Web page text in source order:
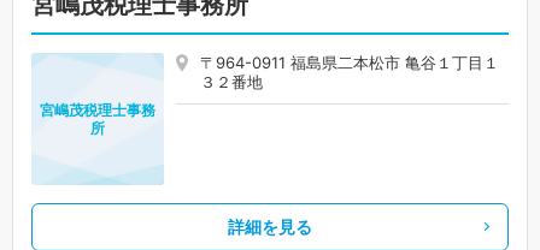
〒964-0911 福島県二本松市 亀谷１丁目１
３２番地
宮嶋茂税理士事務
所
詳細を見る